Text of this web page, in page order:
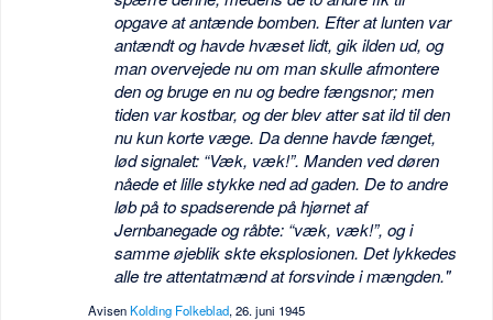
opgave at antænde bomben. Efter at lunten var
antændt og havde hvæset lidt, gik ilden ud, og
man overvejede nu om man skulle afmontere
den og bruge en nu og bedre fængsnor; men
tiden var kostbar, og der blev atter sat ild til den
nu kun korte væge. Da denne havde fænget,
lød signalet: “Væk, væk!”. Manden ved døren
nåede et lille stykke ned ad gaden. De to andre
løb på to spadserende på hjørnet af
Jernbanegade og råbte: “væk, væk!”, og i
samme øjeblik skte eksplosionen. Det lykkedes
alle tre attentatmænd at forsvinde i mængden."
AvisenKolding Folkeblad, 26. juni 1945